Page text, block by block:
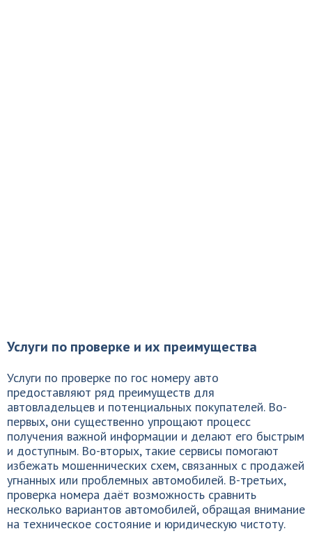
Услуги по проверке и их преимущества
Услуги по проверке по гос номеру авто
предоставляют ряд преимуществ для
автовладельцев и потенциальных покупателей. Во-
первых, они существенно упрощают процесс
получения важной информации и делают его быстрым
и доступным. Во-вторых, такие сервисы помогают
избежать мошеннических схем, связанных с продажей
угнанных или проблемных автомобилей. В-третьих,
проверка номера даёт возможность сравнить
несколько вариантов автомобилей, обращая внимание
на техническое состояние и юридическую чистоту.